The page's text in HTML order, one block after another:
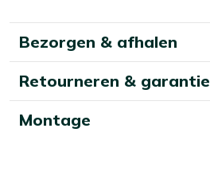
pagina
Bezorgen & afhalen
Retourneren & garantie
Montage